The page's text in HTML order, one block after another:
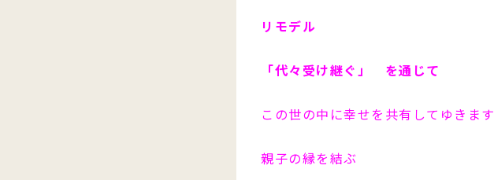
リモデル
「代々受け継ぐ」 を通じて
この世の中に幸せを共有してゆきます
親子の縁を結ぶ